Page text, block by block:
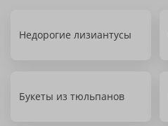
Недорогие лизиантусы
Букеты из тюльпанов